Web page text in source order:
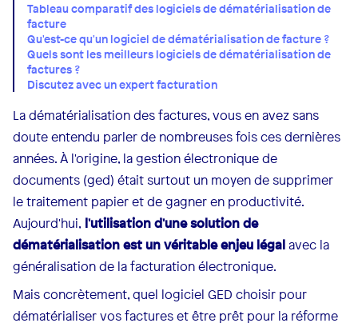
Tableau comparatif des logiciels de dématérialisation de
facture
Qu'est-ce qu'un logiciel de dématérialisation de facture ?
Quels sont les meilleurs logiciels de dématérialisation de
factures ?
Discutez avec un expert facturation
La dématérialisation des factures, vous en avez sans
doute entendu parler de nombreuses fois ces dernières
années. À l'origine, la gestion électronique de
documents (ged) était surtout un moyen de supprimer
le traitement papier et de gagner en productivité.
Aujourd'hui, l'utilisation d'une solution de
dématérialisation est un véritable enjeu légalavec la
généralisation de la facturation électronique.
Mais concrètement, quel logiciel GED choisir pour
dématérialiser vos factures et être prêt pour la réforme